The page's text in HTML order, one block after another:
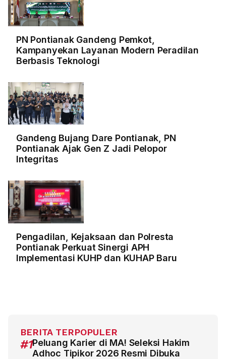
PN Pontianak Gandeng Pemkot,
Kampanyekan Layanan Modern Peradilan
Berbasis Teknologi
Gandeng Bujang Dare Pontianak, PN
Pontianak Ajak Gen Z Jadi Pelopor
Integritas
Pengadilan, Kejaksaan dan Polresta
Pontianak Perkuat Sinergi APH
Implementasi KUHP dan KUHAP Baru
BERITA TERPOPULER
#1Peluang Karier di MA! Seleksi Hakim
Adhoc Tipikor 2026 Resmi Dibuka